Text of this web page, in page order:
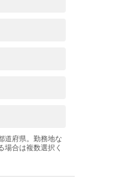
道府県。勤務地な
場合は複数選択く